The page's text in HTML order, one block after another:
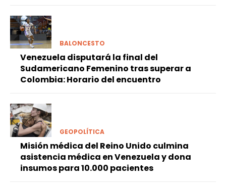
BALONCESTO
Venezuela disputará la final del
Sudamericano Femenino tras superar a
Colombia: Horario del encuentro
GEOPOLÍTICA
Misión médica del Reino Unido culmina
asistencia médica en Venezuela y dona
insumos para 10.000 pacientes